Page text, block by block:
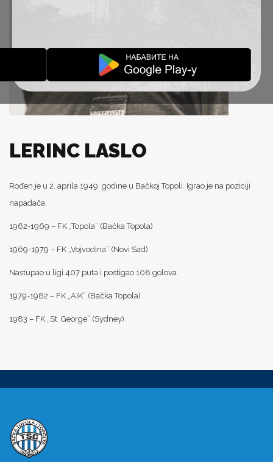
LERINC LASLO
Rođen je u 2. aprila 1949. godine u Bačkoj Topoli. Igrao je na poziciji
napadača.
1962-1969 – FK „Topola” (Bačka Topola)
1969-1979 – FK „Vojvodina” (Novi Sad)
Nastupao u ligi 407 puta i postigao 108 golova.
1979-1982 – FK „AIK” (Bačka Topola)
1983 – FK „St. George” (Sydney)